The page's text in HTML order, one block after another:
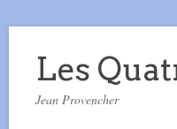
Les
Jean Provencher